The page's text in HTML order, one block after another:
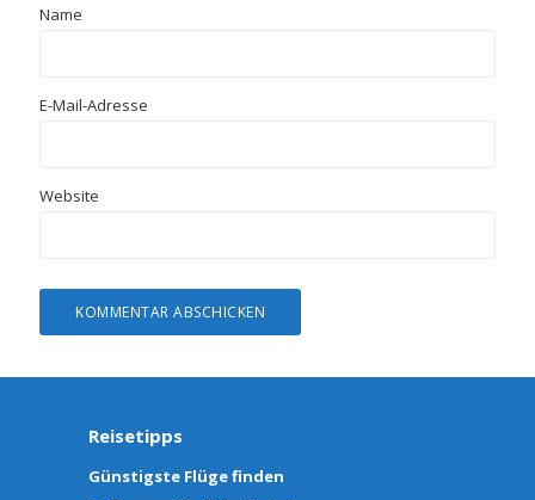
Name
E-Mail-Adresse
Website
Reisetipps
Günstigste Flüge finden